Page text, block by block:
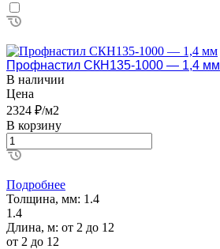
Профнастил СКН135-1000 — 1,4 мм
В наличии
Цена
2324 ₽/м2
В корзину
Подробнее
Толщина, мм: 1.4
1.4
Длина, м: от 2 до 12
от 2 до 12